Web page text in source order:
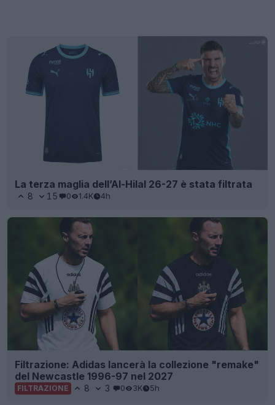
La terza maglia dell’Al-Hilal 26-27 è stata filtrata
8 15 0 1.4K 4h
Filtrazione: Adidas lancerà la collezione "remake"
del Newcastle 1996-97 nel 2027
FILTRAZIONE 8 3 0 3K 5h